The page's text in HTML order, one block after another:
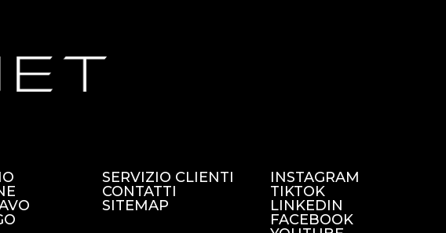
SERVIZIO CLIENTI
CONTATTI
SITEMAP
INSTAGRAM
TIKTOK
LINKEDIN
FACEBOOK